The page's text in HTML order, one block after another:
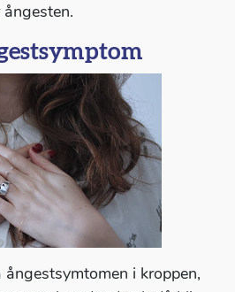
i kroppen,